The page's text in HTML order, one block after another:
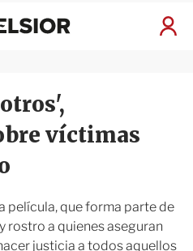
I
ó
n
x
r
víctimas
película, que forma parte de
rostro a quienes aseguran
justicia a todos aquellos